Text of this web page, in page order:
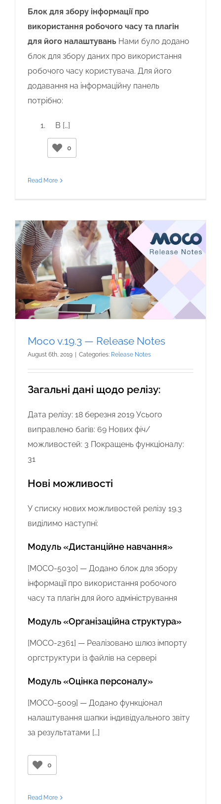
Блок для збору інформації про
використання робочого часу та плагін
для його налаштувань Нами було додано
блок для збору даних про використання
робочого часу користувача. Для його
додавання на інформаційну панель
потрібно:
В […]
0
Read More
Moco v.19.3 — Release Notes
August 6th, 2019 | Categories: Release Notes
Загальні дані щодо релізу:
Дата релізу: 18 березня 2019 Усього
виправлено багів: 69 Нових фіч/
можливостей: 3 Покращень функціоналу:
31
Нові можливості
У списку нових можливостей релізу 19.3
виділимо наступні:
Модуль «Дистанційне навчання»
[MOCO-5030] — Додано блок для збору
інформації про використання робочого
часу та плагін для його адміністрування
Модуль «Організаційна структура»
[MOCO-2361] — Реалізовано шлюз імпорту
оргструктури із файлів на сервері
Модуль «Оцінка персоналу»
[MOCO-5009] — Додано функціонал
налаштування шапки індивідуального звіту
за результатами […]
0
Read More